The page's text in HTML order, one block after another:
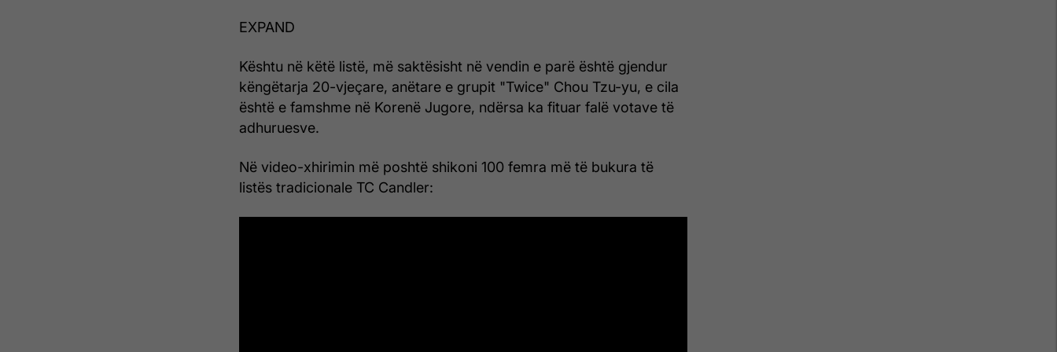
EXPAND
Kështu në këtë listë, më saktësisht në vendin e parë është gjendur
këngëtarja 20-vjeçare, anëtare e grupit "Twice" Chou Tzu-yu, e cila
është e famshme në Korenë Jugore, ndërsa ka fituar falë votave të
adhuruesve.
Në video-xhirimin më poshtë shikoni 100 femra më të bukura të
listës tradicionale TC Candler: